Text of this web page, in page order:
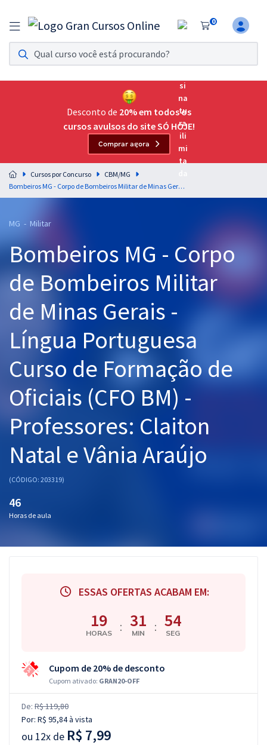
0
Assinatura Ilimitada 11
Acesso a todos os cursos. Teste grátis por 7 dias!
Assinatura OAB Até Passar
Acesso ilimitado a toda preparação para o Exame da
Residências Multiprofissionais
Preparação completa e intensiva para as principais
residências em saúde do Brasil
Cursos 20% OFF
Pós
Graduação
OAB
Questões grátis
Conteúdo gratuito
Aprovados
Desconto de 20% em todos os
cursos avulsos do site SÓ HOJE!
Comprar agora
Cursos por Concurso
CBM/MG
Bombeiros MG - Corpo de Bombeiros Militar de Minas Gerais - Língua Portuguesa Curso de Formação de Oficiais (CFO BM) - Professores: Claiton Natal e Vânia Araújo
MG - Militar
Bombeiros MG - Corpo
de Bombeiros Militar
de Minas Gerais -
Língua Portuguesa
Curso de Formação de
Oficiais (CFO BM) -
Professores: Claiton
Natal e Vânia Araújo
(CÓDIGO: 203319)
46
Horas de aula
ESSAS OFERTAS ACABAM EM:
19
HORAS : 31
MIN : 53
SEG
Cupom de 20% de desconto
Cupom ativado: GRAN20-OFF
De: R$ 119,80
Por: R$ 95,84à vista
ou 12x de R$ 7,99